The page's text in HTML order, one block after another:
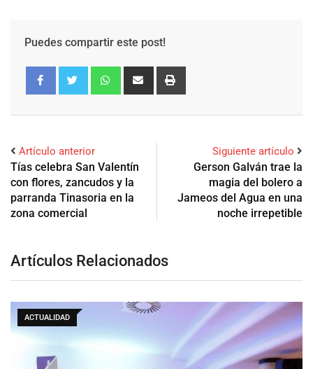
Puedes compartir este post!
Artículo anterior
Tías celebra San Valentín
con flores, zancudos y la
parranda Tinasoria en la
zona comercial
Siguiente artículo
Gerson Galván trae la
magia del bolero a
Jameos del Agua en una
noche irrepetible
Artículos Relacionados
ACTUALIDAD